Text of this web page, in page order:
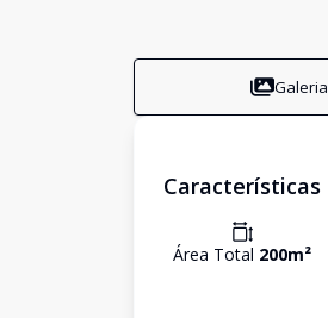
Galeria
Características
Área Total 200m²